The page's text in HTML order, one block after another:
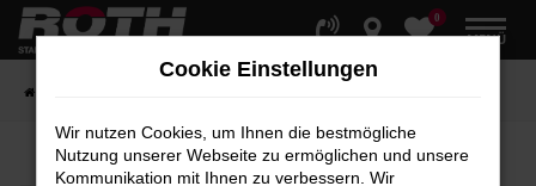
Zum
Hauptinhalt
0
MENÜ
Cookie Einstellungen
Wir nutzen Cookies, um Ihnen die bestmögliche
Nutzung unserer Webseite zu ermöglichen und unsere
Kommunikation mit Ihnen zu verbessern. Wir